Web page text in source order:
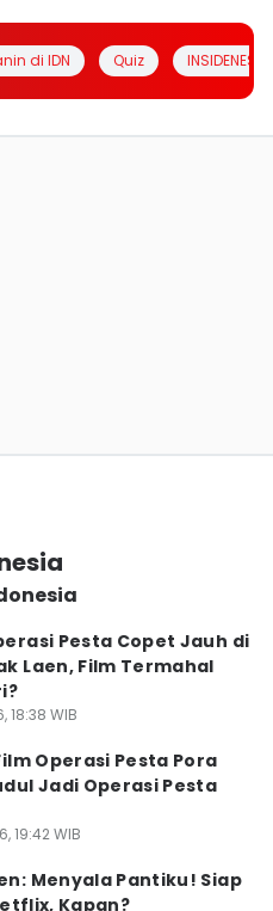
di IDN Quiz INSIDENESIA
Pesta Copet Jauh di
Laen, Film Termahal
18:38 WIB
Operasi Pesta Pora
Jadi Operasi Pesta
19:42 WIB
Menyala Pantiku! Siap
Kapan?